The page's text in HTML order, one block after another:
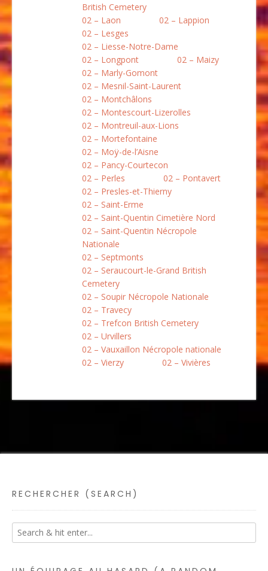
British Cemetery
02 – Laon
02 – Lappion
02 – Lesges
02 – Liesse-Notre-Dame
02 – Longpont
02 – Maizy
02 – Marly-Gomont
02 – Mesnil-Saint-Laurent
02 – Montchâlons
02 – Montescourt-Lizerolles
02 – Montreuil-aux-Lions
02 – Mortefontaine
02 – Moÿ-de-l’Aisne
02 – Pancy-Courtecon
02 – Perles
02 – Pontavert
02 – Presles-et-Thierny
02 – Saint-Erme
02 – Saint-Quentin Cimetière Nord
02 – Saint-Quentin Nécropole
Nationale
02 – Septmonts
02 – Seraucourt-le-Grand British
Cemetery
02 – Soupir Nécropole Nationale
02 – Travecy
02 – Trefcon British Cemetery
02 – Urvillers
02 – Vauxaillon Nécropole nationale
02 – Vierzy
02 – Vivières
RECHERCHER (SEARCH)